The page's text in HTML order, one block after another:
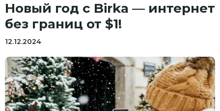
Новый год с Birka — интернет
без границ от $1!
12.12.2024